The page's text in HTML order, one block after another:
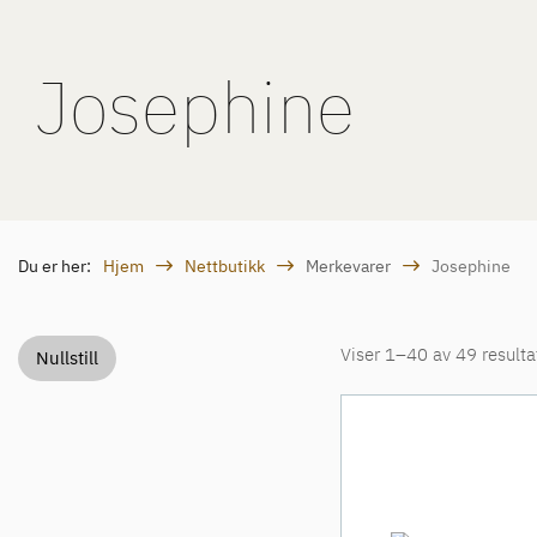
Josephine
Du er her: Hjem Nettbutikk Merkevarer Josephine
Nullstill Viser 1–40 av 49